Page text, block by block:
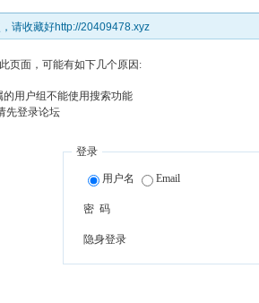
请收藏好http://20409478.xyz
页面，可能有如下几个原因:
的用户组不能使用搜索功能
先登录论坛
登录
用户名 Email
密 码
隐身登录